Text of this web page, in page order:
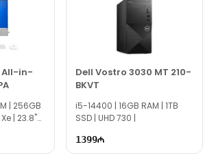
All-in-
| 256GB
Xe | 23.8"
Dell Vostro 3030 MT 210-
BKVT
i5-14400 | 16GB RAM | 1TB
SSD | UHD 730 |
1399